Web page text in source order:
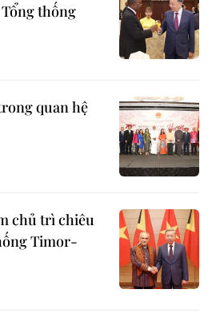
thống
quan hệ
chủ trì chiêu
Timor-